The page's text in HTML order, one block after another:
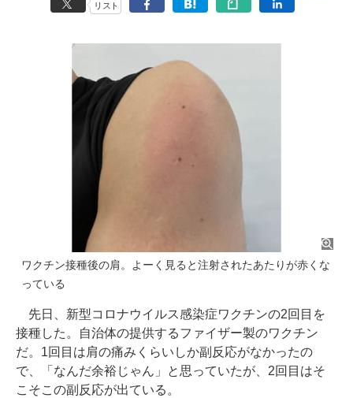
リスト
ワクチン接種後の肩。よーく見ると注射されたあたりが赤くな
っている
先日、新型コロナウイルス感染症ワクチンの2回目を
接種した。自治体の提供するファイザー製のワクチン
だ。1回目は肩の痛みくらいしか副反応がなかったの
で、「なんだ余裕じゃん」と思っていたが、2回目はそ
こそこの副反応が出ている。